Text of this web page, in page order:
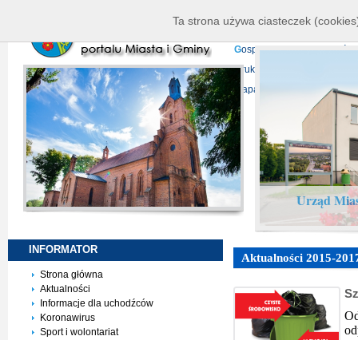
P
rojekty europejskie
Gospodarka
D ruki do pobrania
Mapa serwisu
Urząd
INFORMATOR
Strona główna
Aktualności
Informacje dla uchodźców
Koronawirus
Sport i wolontariat
Aktualności 2015-
Ta strona używa ciasteczek